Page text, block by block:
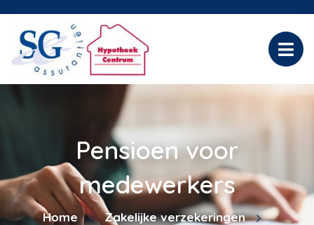
Pensioen voor
medewerkers
Home
Zakelijke verzekeringen